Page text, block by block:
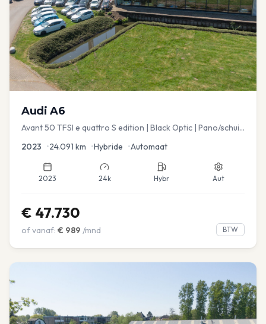
Audi A6
Avant 50 TFSI e quattro S edition | Black Optic | Pano/schuif
2023 •24.091 km •Hybride •Automaat
2023 24k Hybr Aut
€ 47.730
of vanaf: € 989 /mnd BTW